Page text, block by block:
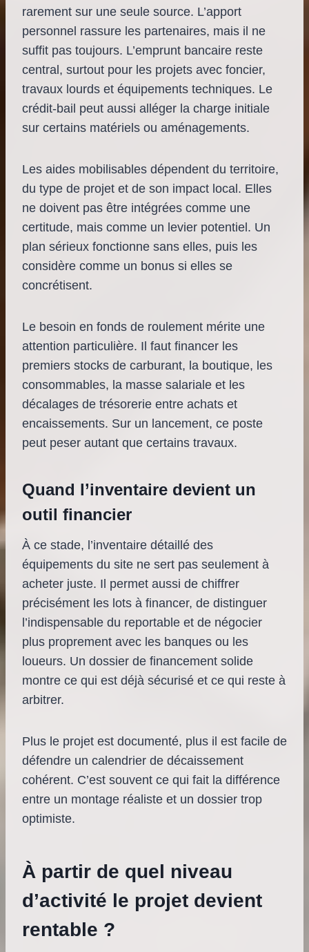
rarement sur une seule source. L’apport
personnel rassure les partenaires, mais il ne
suffit pas toujours. L’emprunt bancaire reste
central, surtout pour les projets avec foncier,
travaux lourds et équipements techniques. Le
crédit-bail peut aussi alléger la charge initiale
sur certains matériels ou aménagements.
Les aides mobilisables dépendent du territoire,
du type de projet et de son impact local. Elles
ne doivent pas être intégrées comme une
certitude, mais comme un levier potentiel. Un
plan sérieux fonctionne sans elles, puis les
considère comme un bonus si elles se
concrétisent.
Le besoin en fonds de roulement mérite une
attention particulière. Il faut financer les
premiers stocks de carburant, la boutique, les
consommables, la masse salariale et les
décalages de trésorerie entre achats et
encaissements. Sur un lancement, ce poste
peut peser autant que certains travaux.
Quand l’inventaire devient un
outil financier
À ce stade, l’inventaire détaillé des
équipements du site ne sert pas seulement à
acheter juste. Il permet aussi de chiffrer
précisément les lots à financer, de distinguer
l’indispensable du reportable et de négocier
plus proprement avec les banques ou les
loueurs. Un dossier de financement solide
montre ce qui est déjà sécurisé et ce qui reste à
arbitrer.
Plus le projet est documenté, plus il est facile de
défendre un calendrier de décaissement
cohérent. C’est souvent ce qui fait la différence
entre un montage réaliste et un dossier trop
optimiste.
À partir de quel niveau
d’activité le projet devient
rentable ?